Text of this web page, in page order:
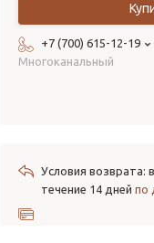
+7 (700) 615-12-19
Многоканальный
течение 14 дней по